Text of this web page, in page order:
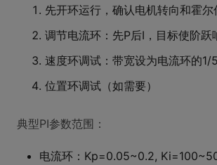
先开环运行，确认电机转向和霍尔
调节电流环：先P后I，目标使阶跃
速度环调试：带宽设为电流环的1/
位置环调试（如需要）
典型PI参数范围：
电流环：Kp=0.05~0.2,